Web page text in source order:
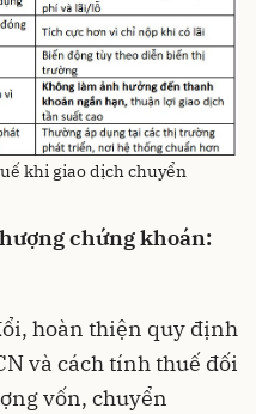
khi giao dịch chuyển
chứng khoán:
hoàn thiện quy định
và cách tính thuế đối
vốn, chuyển